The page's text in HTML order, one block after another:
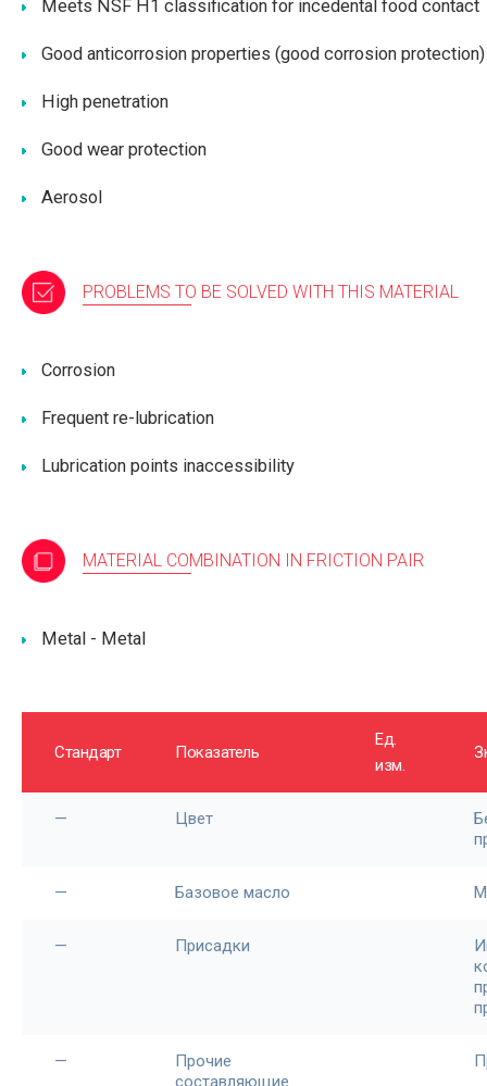
Meets NSF H1 classification for incedental food contact
Good anticorrosion properties (good corrosion protection)
High penetration
Good wear protection
Aerosol
PROBLEMS TO BE SOLVED WITH THIS MATERIAL
Corrosion
Frequent re-lubrication
Lubrication points inaccessibility
MATERIAL COMBINATION IN FRICTION PAIR
Metal - Metal
Стандарт Показатель
Ед.
изм.
— Цвет
— Базовое масло
— Присадки
—
Прочие
составляющие